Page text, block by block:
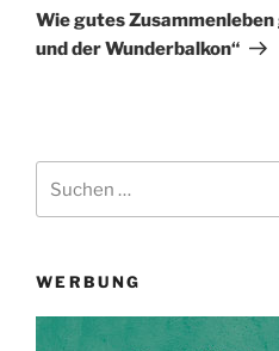
Beitrag
Wie gutes
und der Wunderbalkon“
nach:
WERBUNG